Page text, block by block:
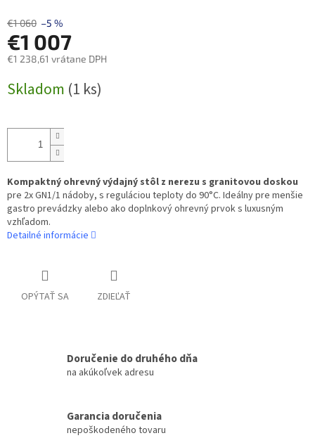
€1 060 –5 %
€1 007
€1 238,61 vrátane DPH
cena:
Skladom (1 ks)
Kompaktný ohrevný výdajný stôl z nerezu s granitovou doskou
pre 2x GN1/1 nádoby, s reguláciou teploty do 90°C. Ideálny pre menšie
gastro prevádzky alebo ako doplnkový ohrevný prvok s luxusným
vzhľadom.
Detailné informácie
OPÝTAŤ SA ZDIEĽAŤ
Doručenie do druhého dňa
na akúkoľvek adresu
Garancia doručenia
nepoškodeného tovaru